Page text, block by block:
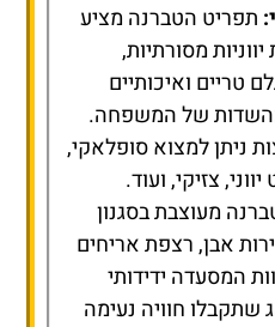
תפריט הטברנה מציע
מסורתיות,
טריים ואיכותיים
של המשפחה.
ניתן למצוא סופלאקי,
צזיקי, ועוד.
מעוצבת בסגנון
אבן, רצפת אריחים
המסעדה ידידותי
שתקבלו חוויה נעימה